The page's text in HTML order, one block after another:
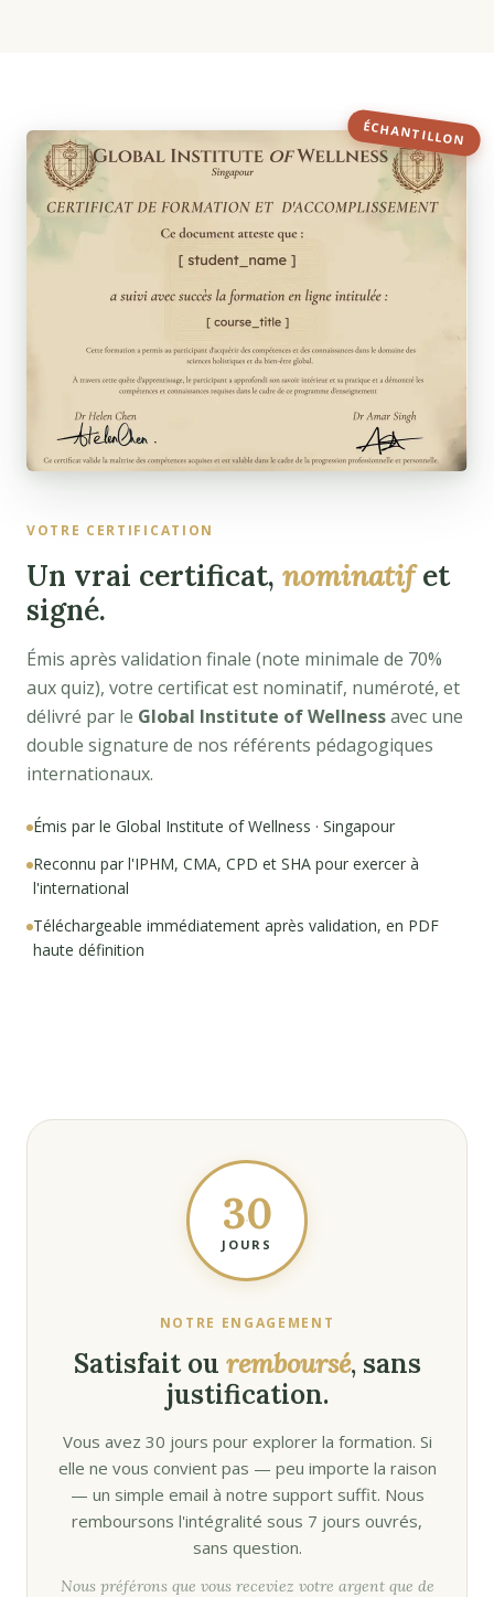
ÉCHANTILLON
VOTRE CERTIFICATION
Un vrai certificat, nominatifet
signé.
Émis après validation finale (note minimale de 70%
aux quiz), votre certificat est nominatif, numéroté, et
délivré par le Global Institute of Wellnessavec une
double signature de nos référents pédagogiques
internationaux.
Émis par le Global Institute of Wellness · Singapour
Reconnu par l'IPHM, CMA, CPD et SHA pour exercer à
l'international
Téléchargeable immédiatement après validation, en PDF
haute définition
30
JOURS
NOTRE ENGAGEMENT
Satisfait ou remboursé, sans
justification.
Vous avez 30 jours pour explorer la formation. Si
elle ne vous convient pas — peu importe la raison
— un simple email à notre support suffit. Nous
remboursons l'intégralité sous 7 jours ouvrés,
sans question.
Nous préférons que vous receviez votre argent que de